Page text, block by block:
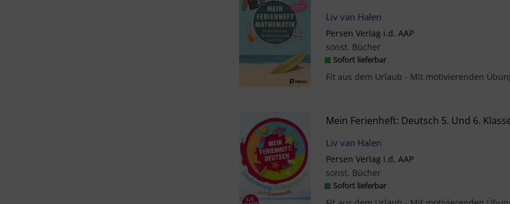
Liv van Halen
Persen Verlag i.d. AAP
sonst. Bücher
Sofort lieferbar
Mein Ferienheft: Deutsch 5. Und 6.
Liv van Halen
Persen Verlag i.d. AAP
sonst. Bücher
Sofort lieferbar